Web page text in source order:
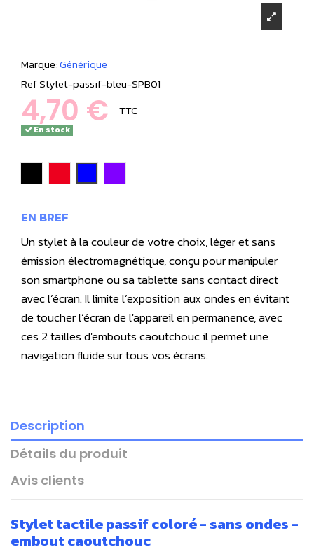
Marque:Générique
RefStylet-passif-bleu-SPB01
4,70 € TTC
En stock
EN BREF
Un stylet à la couleur de votre choix, léger et sans
émission électromagnétique, conçu pour manipuler
son smartphone ou sa tablette sans contact direct
avec l’écran. Il limite l’exposition aux ondes en évitant
de toucher l’écran de l'appareil en permanence, avec
ces 2 tailles d'embouts caoutchouc il permet une
navigation fluide sur tous vos écrans.
Description
Détails du produit
Avis clients
Stylet tactile passif coloré - sans ondes -
embout caoutchouc